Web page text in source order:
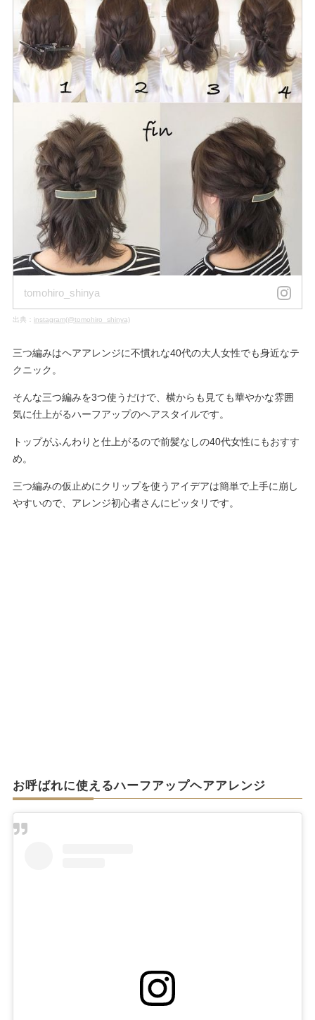
tomohiro_shinya
出典： instagram(@tomohiro_shinya)
三つ編みはヘアアレンジに不慣れな40代の大人女性でも身近なテ
クニック。
そんな三つ編みを3つ使うだけで、横からも見ても華やかな雰囲
気に仕上がるハーフアップのヘアスタイルです。
トップがふんわりと仕上がるので前髪なしの40代女性にもおすす
め。
三つ編みの仮止めにクリップを使うアイデアは簡単で上手に崩し
やすいので、アレンジ初心者さんにピッタリです。
お呼ばれに使えるハーフアップヘアアレンジ